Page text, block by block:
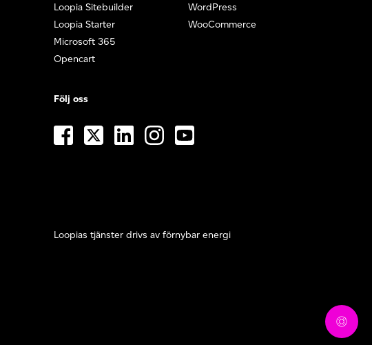
Loopia Sitebuilder
Loopia Starter
Microsoft 365
Opencart
WordPress
WooCommerce
Följ oss
Loopias tjänster drivs av förnybar energi